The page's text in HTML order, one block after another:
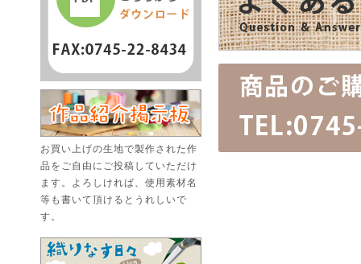
お買い上げの生地で製作された作
品をご自由にご投稿していただけ
ます。よろしければ、使用素材名
等も書いて頂けるとうれしいで
す。